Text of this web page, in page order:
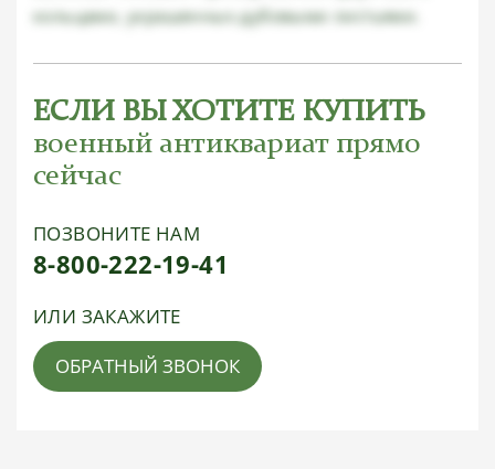
кольцами, украшенных дубовыми листьями.
ЕСЛИ ВЫ ХОТИТЕ КУПИТЬ
военный антиквариат прямо
сейчас
ПОЗВОНИТЕ НАМ
8-800-222-19-41
ИЛИ ЗАКАЖИТЕ
ОБРАТНЫЙ ЗВОНОК